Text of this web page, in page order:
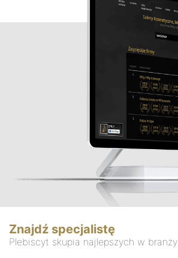
Znajdź specjalistę
Plebiscyt skupia najlepszych w branży